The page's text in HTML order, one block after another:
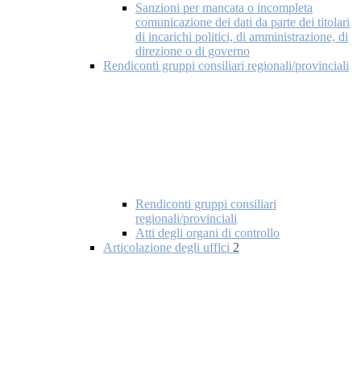
Sanzioni per mancata o incompleta
comunicazione dei dati da parte dei titolari
di incarichi politici, di amministrazione, di
direzione o di governo
Rendiconti gruppi consiliari regionali/provinciali
Rendiconti gruppi consiliari
regionali/provinciali
Atti degli organi di controllo
Articolazione degli uffici 2